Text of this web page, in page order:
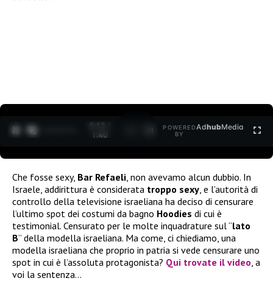
0:12 /
1:40
POWERED
BY
AdhubMedia
Che fosse sexy, Bar Refaeli , non avevamo alcun dubbio. In
Israele, addirittura è considerata troppo sexy , e l’autorità di
controllo della televisione israeliana ha deciso di censurare
l’ultimo spot dei costumi da bagno Hoodies di cui è
testimonial. Censurato per le molte inquadrature sul “lato
B” della modella israeliana. Ma come, ci chiediamo, una
modella israeliana che proprio in patria si vede censurare uno
spot in cui è l’assoluta protagonista? Qui trovate il video , a
voi la sentenza…